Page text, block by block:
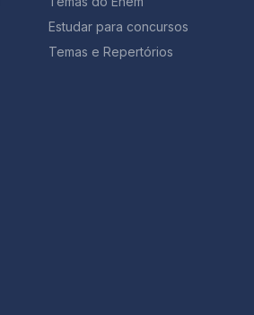
Estudar para concursos
Temas e Repertórios